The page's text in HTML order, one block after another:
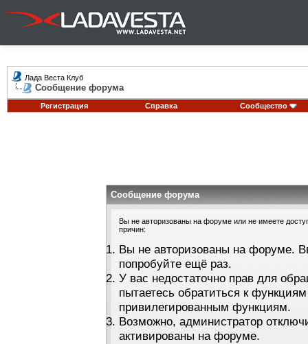
Лада Веста Клуб
Сообщение форума
Регистрация Справка Сообщество
Сообщение форума
Вы не авторизованы на форуме или не имеете
причин:
Вы не авторизованы на форуме.
попробуйте ещё раз.
У вас недостаточно прав для
пытаетесь обратиться к
привилегированным функциям.
Возможно, администратор
активированы на форуме.